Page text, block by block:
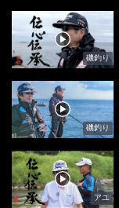
磯釣り
磯釣り
アユ